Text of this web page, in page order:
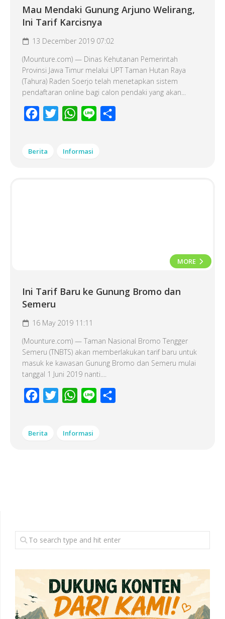
Mau Mendaki Gunung Arjuno Welirang,
Ini Tarif Karcisnya
13 December 2019 07:02
(Mounture.com) — Dinas Kehutanan Pemerintah
Provinsi Jawa Timur melalui UPT Taman Hutan Raya
(Tahura) Raden Soerjo telah menetapkan sistem
pendaftaran online bagi calon pendaki yang akan...
Facebook
Twitter WhatsApp
Line
Berita Informasi
MORE
Ini Tarif Baru ke Gunung Bromo dan
Semeru
16 May 2019 11:11
(Mounture.com) — Taman Nasional Bromo Tengger
Semeru (TNBTS) akan memberlakukan tarif baru untuk
masuk ke kawasan Gunung Bromo dan Semeru mulai
tanggal 1 Juni 2019 nanti....
Facebook
Twitter WhatsApp
Line
Berita Informasi